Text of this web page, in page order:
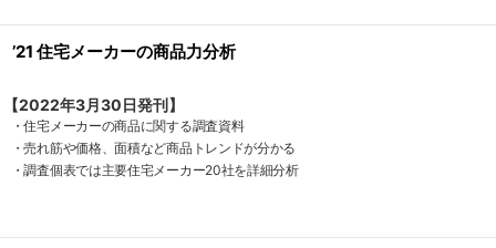
’21 住宅メーカーの商品力分析
【2022年3月30日発刊】
・住宅メーカーの商品に関する調査資料
・売れ筋や価格、面積など商品トレンドが分かる
・調査個表では主要住宅メーカー20社を詳細分析